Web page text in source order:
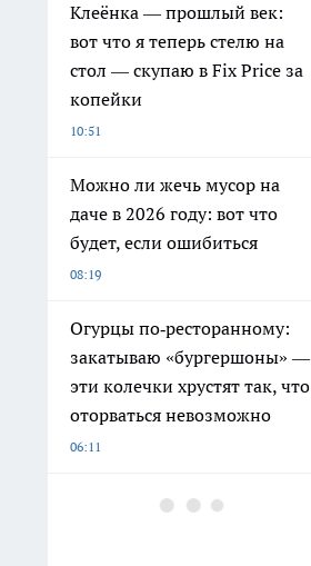
Клеёнка — прошлый век:
вот что я теперь стелю на
стол — скупаю в Fix Price за
копейки
10:51
Можно ли жечь мусор на
даче в 2026 году: вот что
будет, если ошибиться
08:19
Огурцы по‑ресторанному:
закатываю «бургершоны» —
эти колечки хрустят так, что
оторваться невозможно
06:11
Какие 3 документа не нужно